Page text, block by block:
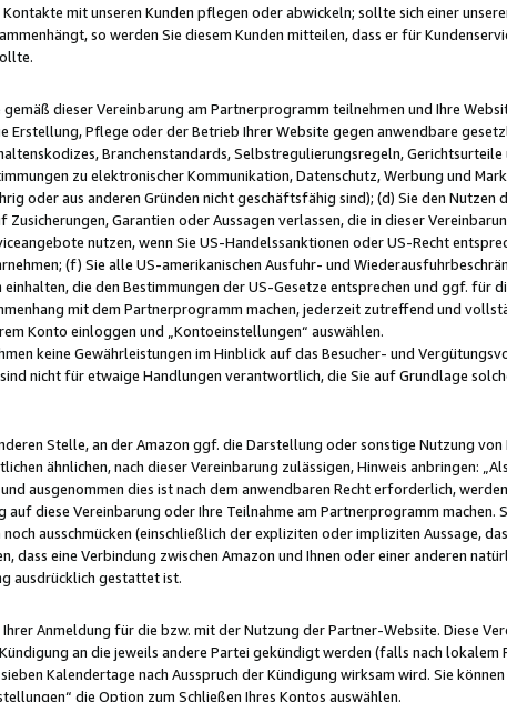
mit unseren Kunden pflegen oder abwickeln; sollte sich einer
so werden Sie diesem Kunden mitteilen, dass er für
gemäß dieser Vereinbarung am Partnerprogramm teilnehmen und Ihre
Erstellung, Pflege oder der Betrieb Ihrer Website gegen anwendbare
Branchenstandards, Selbstregulierungsregeln,
zu elektronischer Kommunikation, Datenschutz, Werbung und
oder aus anderen Gründen nicht geschäftsfähig sind); (d) Sie den
Garantien oder Aussagen verlassen, die in dieser
nutzen, wenn Sie US-Handelssanktionen oder US-Recht
(f) Sie alle US-amerikanischen Ausfuhr- und
die den Bestimmungen der US-Gesetze entsprechen und ggf. für
mit dem Partnerprogramm machen, jederzeit zutreffend und
Konto einloggen und „Kontoeinstellungen“ auswählen.
keine Gewährleistungen im Hinblick auf das Besucher- und
nicht für etwaige Handlungen verantwortlich, die Sie auf Grundlage
Stelle, an der Amazon ggf. die Darstellung oder sonstige Nutzung
ähnlichen, nach dieser Vereinbarung zulässigen, Hinweis anbringen:
ausgenommen dies ist nach dem anwendbaren Recht erforderlich,
diese Vereinbarung oder Ihre Teilnahme am Partnerprogramm machen.
ausschmücken (einschließlich der expliziten oder impliziten Aussage,
dass eine Verbindung zwischen Amazon und Ihnen oder einer anderen
ausdrücklich gestattet ist.
Anmeldung für die bzw. mit der Nutzung der Partner-Website. Diese
an die jeweils andere Partei gekündigt werden (falls nach lokalem
Kalendertage nach Ausspruch der Kündigung wirksam wird. Sie
die Option zum Schließen Ihres Kontos auswählen.